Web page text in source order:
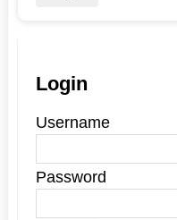
Login
Username
Password